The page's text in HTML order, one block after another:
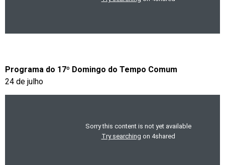
Programa do 17º Domingo do Tempo Comum
24 de julho